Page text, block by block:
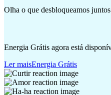
Olha o que desbloqueamos
Energia Grátis agora está
Ler maisEnergia Grátis